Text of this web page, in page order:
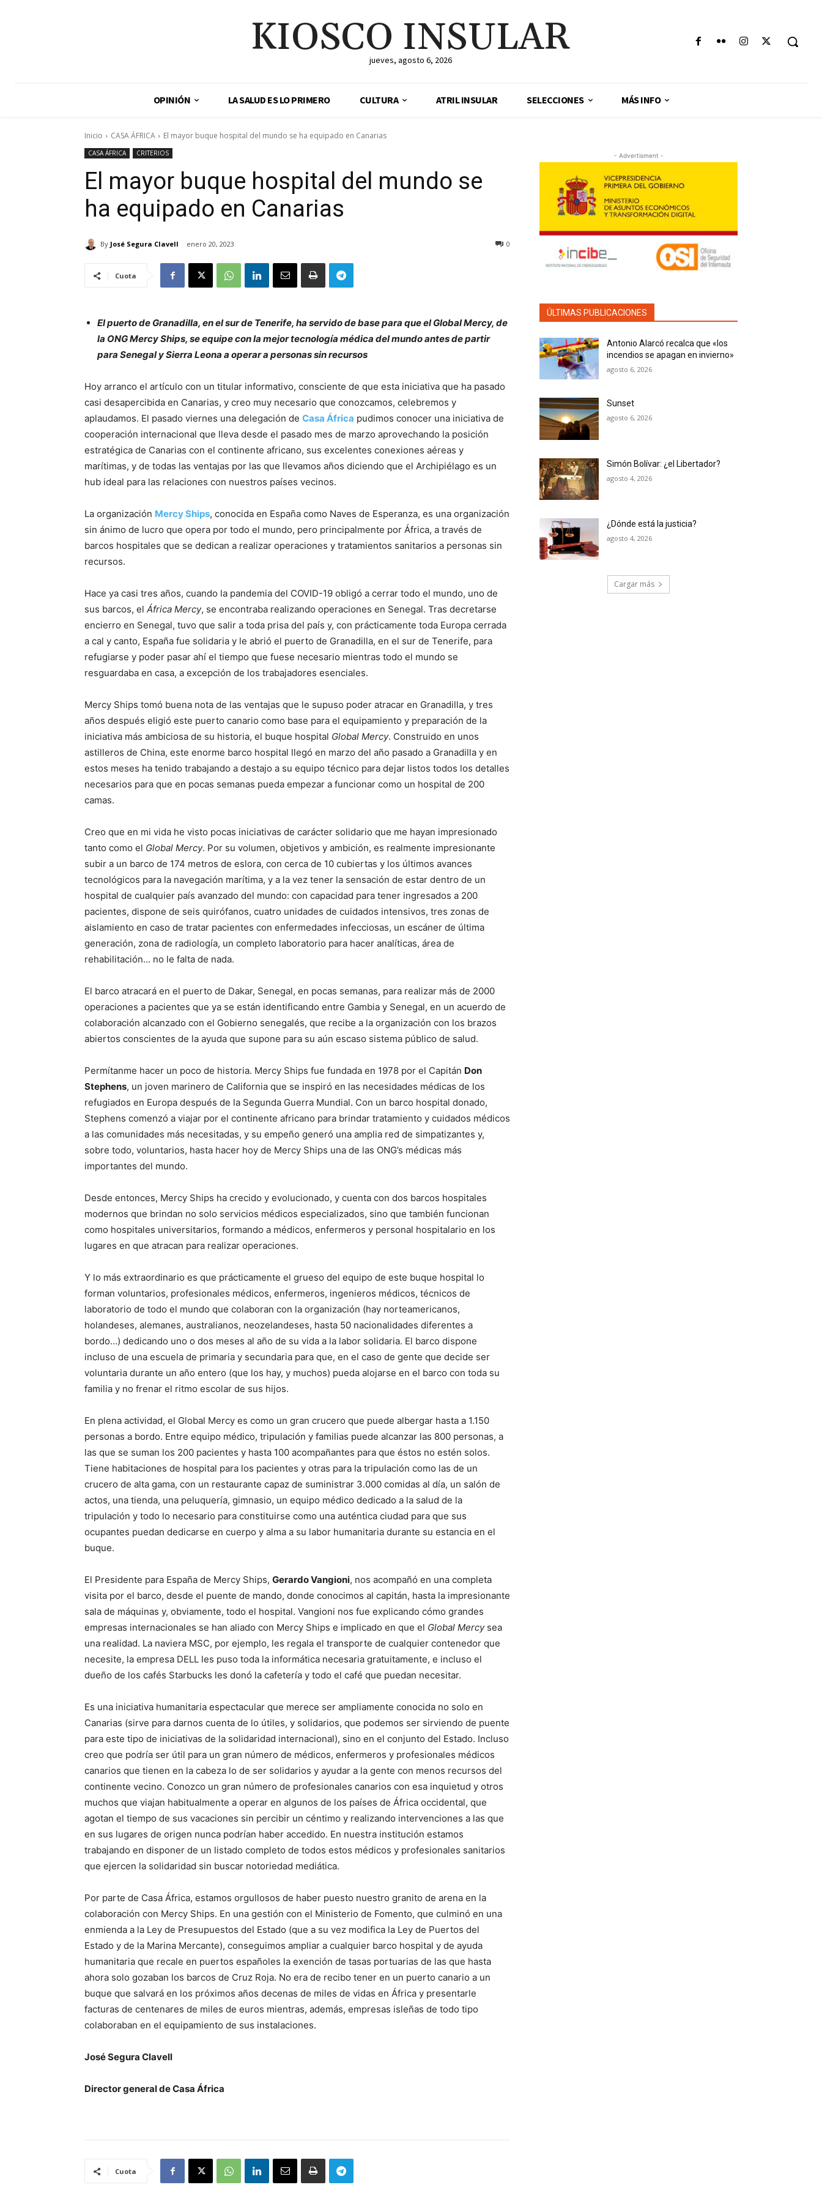
KIOSCO INSULAR
jueves, agosto 6, 2026
OPINIÓN LA SALUD ES LO PRIMERO CULTURA ATRIL INSULAR SELECCIONES MÁS INFO
Inicio CASA ÁFRICA El mayor buque hospital del mundo se ha equipado en Canarias
CASA ÁFRICA CRITERIOS
El mayor buque hospital del mundo se
ha equipado en Canarias
By José Segura Clavell enero 20, 2023 0
Cuota
El puerto de Granadilla, en el sur de Tenerife, ha servido de base para que el Global Mercy, de
la ONG Mercy Ships, se equipe con la mejor tecnología médica del mundo antes de partir
para Senegal y Sierra Leona a operar a personas sin recursos
Hoy arranco el artículo con un titular informativo, consciente de que esta iniciativa que ha pasado
casi desapercibida en Canarias, y creo muy necesario que conozcamos, celebremos y
aplaudamos. El pasado viernes una delegación de Casa África pudimos conocer una iniciativa de
cooperación internacional que lleva desde el pasado mes de marzo aprovechando la posición
estratégica de Canarias con el continente africano, sus excelentes conexiones aéreas y
marítimas, y de todas las ventajas por las que llevamos años diciendo que el Archipiélago es un
hub ideal para las relaciones con nuestros países vecinos.
La organización Mercy Ships, conocida en España como Naves de Esperanza, es una organización
sin ánimo de lucro que opera por todo el mundo, pero principalmente por África, a través de
barcos hospitales que se dedican a realizar operaciones y tratamientos sanitarios a personas sin
recursos.
Hace ya casi tres años, cuando la pandemia del COVID-19 obligó a cerrar todo el mundo, uno de
sus barcos, el África Mercy, se encontraba realizando operaciones en Senegal. Tras decretarse
encierro en Senegal, tuvo que salir a toda prisa del país y, con prácticamente toda Europa cerrada
a cal y canto, España fue solidaria y le abrió el puerto de Granadilla, en el sur de Tenerife, para
refugiarse y poder pasar ahí el tiempo que fuese necesario mientras todo el mundo se
resguardaba en casa, a excepción de los trabajadores esenciales.
Mercy Ships tomó buena nota de las ventajas que le supuso poder atracar en Granadilla, y tres
años después eligió este puerto canario como base para el equipamiento y preparación de la
iniciativa más ambiciosa de su historia, el buque hospital Global Mercy. Construido en unos
astilleros de China, este enorme barco hospital llegó en marzo del año pasado a Granadilla y en
estos meses ha tenido trabajando a destajo a su equipo técnico para dejar listos todos los detalles
necesarios para que en pocas semanas pueda empezar a funcionar como un hospital de 200
camas.
Creo que en mi vida he visto pocas iniciativas de carácter solidario que me hayan impresionado
tanto como el Global Mercy. Por su volumen, objetivos y ambición, es realmente impresionante
subir a un barco de 174 metros de eslora, con cerca de 10 cubiertas y los últimos avances
tecnológicos para la navegación marítima, y a la vez tener la sensación de estar dentro de un
hospital de cualquier país avanzado del mundo: con capacidad para tener ingresados a 200
pacientes, dispone de seis quirófanos, cuatro unidades de cuidados intensivos, tres zonas de
aislamiento en caso de tratar pacientes con enfermedades infecciosas, un escáner de última
generación, zona de radiología, un completo laboratorio para hacer analíticas, área de
rehabilitación… no le falta de nada.
El barco atracará en el puerto de Dakar, Senegal, en pocas semanas, para realizar más de 2000
operaciones a pacientes que ya se están identificando entre Gambia y Senegal, en un acuerdo de
colaboración alcanzado con el Gobierno senegalés, que recibe a la organización con los brazos
abiertos conscientes de la ayuda que supone para su aún escaso sistema público de salud.
Permítanme hacer un poco de historia. Mercy Ships fue fundada en 1978 por el Capitán Don
Stephens, un joven marinero de California que se inspiró en las necesidades médicas de los
refugiados en Europa después de la Segunda Guerra Mundial. Con un barco hospital donado,
Stephens comenzó a viajar por el continente africano para brindar tratamiento y cuidados médicos
a las comunidades más necesitadas, y su empeño generó una amplia red de simpatizantes y,
sobre todo, voluntarios, hasta hacer hoy de Mercy Ships una de las ONG’s médicas más
importantes del mundo.
Desde entonces, Mercy Ships ha crecido y evolucionado, y cuenta con dos barcos hospitales
modernos que brindan no solo servicios médicos especializados, sino que también funcionan
como hospitales universitarios, formando a médicos, enfermeros y personal hospitalario en los
lugares en que atracan para realizar operaciones.
Y lo más extraordinario es que prácticamente el grueso del equipo de este buque hospital lo
forman voluntarios, profesionales médicos, enfermeros, ingenieros médicos, técnicos de
laboratorio de todo el mundo que colaboran con la organización (hay norteamericanos,
holandeses, alemanes, australianos, neozelandeses, hasta 50 nacionalidades diferentes a
bordo…) dedicando uno o dos meses al año de su vida a la labor solidaria. El barco dispone
incluso de una escuela de primaria y secundaria para que, en el caso de gente que decide ser
voluntaria durante un año entero (que los hay, y muchos) pueda alojarse en el barco con toda su
familia y no frenar el ritmo escolar de sus hijos.
En plena actividad, el Global Mercy es como un gran crucero que puede albergar hasta a 1.150
personas a bordo. Entre equipo médico, tripulación y familias puede alcanzar las 800 personas, a
las que se suman los 200 pacientes y hasta 100 acompañantes para que éstos no estén solos.
Tiene habitaciones de hospital para los pacientes y otras para la tripulación como las de un
crucero de alta gama, con un restaurante capaz de suministrar 3.000 comidas al día, un salón de
actos, una tienda, una peluquería, gimnasio, un equipo médico dedicado a la salud de la
tripulación y todo lo necesario para constituirse como una auténtica ciudad para que sus
ocupantes puedan dedicarse en cuerpo y alma a su labor humanitaria durante su estancia en el
buque.
El Presidente para España de Mercy Ships, Gerardo Vangioni, nos acompañó en una completa
visita por el barco, desde el puente de mando, donde conocimos al capitán, hasta la impresionante
sala de máquinas y, obviamente, todo el hospital. Vangioni nos fue explicando cómo grandes
empresas internacionales se han aliado con Mercy Ships e implicado en que el Global Mercysea
una realidad. La naviera MSC, por ejemplo, les regala el transporte de cualquier contenedor que
necesite, la empresa DELL les puso toda la informática necesaria gratuitamente, e incluso el
dueño de los cafés Starbucks les donó la cafetería y todo el café que puedan necesitar.
Es una iniciativa humanitaria espectacular que merece ser ampliamente conocida no solo en
Canarias (sirve para darnos cuenta de lo útiles, y solidarios, que podemos ser sirviendo de puente
para este tipo de iniciativas de la solidaridad internacional), sino en el conjunto del Estado. Incluso
creo que podría ser útil para un gran número de médicos, enfermeros y profesionales médicos
canarios que tienen en la cabeza lo de ser solidarios y ayudar a la gente con menos recursos del
continente vecino. Conozco un gran número de profesionales canarios con esa inquietud y otros
muchos que viajan habitualmente a operar en algunos de los países de África occidental, que
agotan el tiempo de sus vacaciones sin percibir un céntimo y realizando intervenciones a las que
en sus lugares de origen nunca podrían haber accedido. En nuestra institución estamos
trabajando en disponer de un listado completo de todos estos médicos y profesionales sanitarios
que ejercen la solidaridad sin buscar notoriedad mediática.
Por parte de Casa África, estamos orgullosos de haber puesto nuestro granito de arena en la
colaboración con Mercy Ships. En una gestión con el Ministerio de Fomento, que culminó en una
enmienda a la Ley de Presupuestos del Estado (que a su vez modifica la Ley de Puertos del
Estado y de la Marina Mercante), conseguimos ampliar a cualquier barco hospital y de ayuda
humanitaria que recale en puertos españoles la exención de tasas portuarias de las que hasta
ahora solo gozaban los barcos de Cruz Roja. No era de recibo tener en un puerto canario a un
buque que salvará en los próximos años decenas de miles de vidas en África y presentarle
facturas de centenares de miles de euros mientras, además, empresas isleñas de todo tipo
colaboraban en el equipamiento de sus instalaciones.
José Segura Clavell
Director general de Casa África
Cuota
- Advertisment -
ÚLTIMAS PUBLICACIONES
Antonio Alarcó recalca que «los
incendios se apagan en invierno»
agosto 6, 2026
Sunset
agosto 6, 2026
Simón Bolívar: ¿el Libertador?
agosto 4, 2026
¿Dónde está la justicia?
agosto 4, 2026
Cargar más